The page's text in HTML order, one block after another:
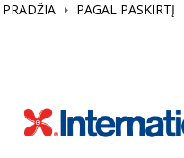
PRADŽIA PAGAL PASKIRTĮ